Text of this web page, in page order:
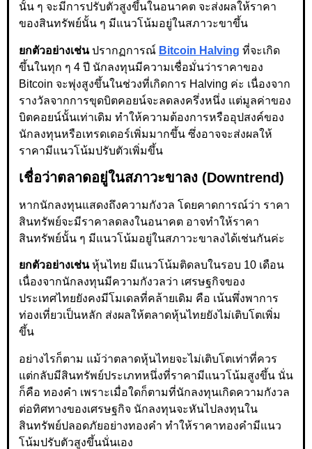
นั้น ๆ จะมีการปรับตัวสูงขึ้นในอนาคต จะส่งผลให้ราคา
ของสินทรัพย์นั้น ๆ มีแนวโน้มอยู่ในสภาวะขาขึ้น
ยกตัวอย่างเช่นปรากฏการณ์ Bitcoin Halving ที่จะเกิด
ขึ้นในทุก ๆ 4 ปี นักลงทุนมีความเชื่อมั่นว่าราคาของ
Bitcoin จะพุ่งสูงขึ้นในช่วงที่เกิดการ Halving ค่ะ เนื่องจาก
รางวัลจากการขุดบิตคอยน์จะลดลงครึ่งหนึ่ง แต่มูลค่าของ
บิตคอยน์นั้นเท่าเดิม ทำให้ความต้องการหรืออุปสงค์ของ
นักลงทุนหรือเทรดเดอร์เพิ่มมากขึ้น ซึ่งอาจจะส่งผลให้
ราคามีแนวโน้มปรับตัวเพิ่มขึ้น
เชื่อว่าตลาดอยู่ในสภาวะขาลง (Downtrend)
หากนักลงทุนแสดงถึงความกังวล โดยคาดการณ์ว่า ราคา
สินทรัพย์จะมีราคาลดลงในอนาคต อาจทำให้ราคา
สินทรัพย์นั้น ๆ มีแนวโน้มอยู่ในสภาวะขาลงได้เช่นกันค่ะ
ยกตัวอย่างเช่นหุ้นไทย มีแนวโน้มติดลบในรอบ 10 เดือน
เนื่องจากนักลงทุนมีความกังวลว่า เศรษฐกิจของ
ประเทศไทยยังคงมีโมเดลที่คล้ายเดิม คือ เน้นพึ่งพาการ
ท่องเที่ยวเป็นหลัก ส่งผลให้ตลาดหุ้นไทยยังไม่เติบโตเพิ่ม
ขึ้น
อย่างไรก็ตาม แม้ว่าตลาดหุ้นไทยจะไม่เติบโตเท่าที่ควร
แต่กลับมีสินทรัพย์ประเภทหนึ่งที่ราคามีแนวโน้มสูงขึ้น นั่น
ก็คือ ทองคำ เพราะเมื่อใดก็ตามที่นักลงทุนเกิดความกังวล
ต่อทิศทางของเศรษฐกิจ นักลงทุนจะหันไปลงทุนใน
สินทรัพย์ปลอดภัยอย่างทองคำ ทำให้ราคาทองคำมีแนว
โน้มปรับตัวสูงขึ้นนั่นเอง